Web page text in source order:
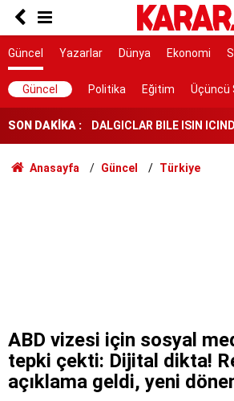
Güncel Yazarlar Dünya Ekonomi
Güncel Politika Eğitim Üçüncü
SON DAKİKA :
Poyraz lezzetine lezzet
Herkes Çeşme'ye akın
keşfetti: İzmir'de 'Böyle bir
DALGICLAR
AK Parti ile fark 4 puanı aştı
buruk
mont arıyor
Anasayfa Güncel Türkiye
ABD vizesi için sosyal
tepki çekti: Dijital dikta!
açıklama geldi, yeni